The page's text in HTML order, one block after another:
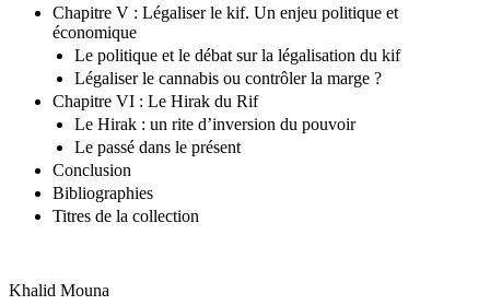
Chapitre V : Légaliser le kif. Un enjeu politique et
économique
Le politique et le débat sur la légalisation du kif
Légaliser le cannabis ou contrôler la marge ?
Chapitre VI : Le Hirak du Rif
Le Hirak : un rite d’inversion du pouvoir
Le passé dans le présent
Conclusion
Bibliographies
Titres de la collection
Khalid Mouna